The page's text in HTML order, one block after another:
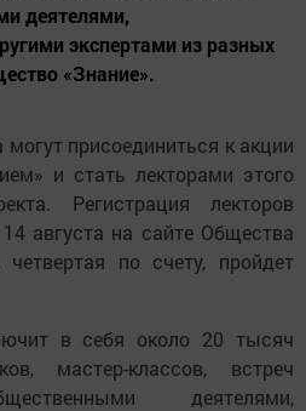
деятелями,
экспертами из разных
«Знание».
присоединиться к акции
и стать лекторами этого
Регистрация лекторов
августа на сайте Общества
по счету, пройдет
в себя около 20 тысяч
мастер-классов, встреч
деятелями,